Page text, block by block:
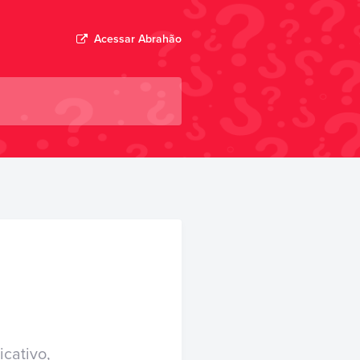
Acessar Abrahão